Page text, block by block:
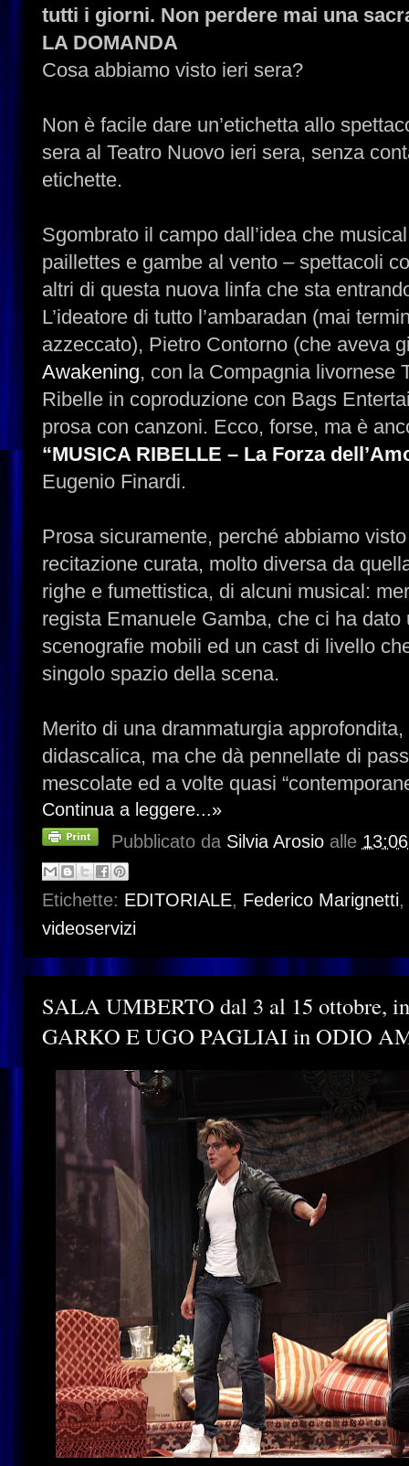
tutti i giorni. Non perdere mai una
LA DOMANDA
Cosa abbiamo visto ieri sera?
Non è facile dare un’etichetta allo
sera al Teatro Nuovo ieri sera, senza
etichette.
Sgombrato il campo dall’idea che
paillettes e gambe al vento – spettacoli
altri di questa nuova linfa che sta
L’ideatore di tutto l’ambaradan (mai
azzeccato), Pietro Contorno (che aveva
Awakening, con la Compagnia livornese
Ribelle in coproduzione con Bags
prosa con canzoni. Ecco, forse, ma è
“MUSICA RIBELLE – La Forza
Eugenio Finardi.
Prosa sicuramente, perché abbiamo
recitazione curata, molto diversa da
righe e fumettistica, di alcuni musical:
regista Emanuele Gamba, che ci ha
scenografie mobili ed un cast di livello
singolo spazio della scena.
Merito di una drammaturgia
didascalica, ma che dà pennellate di
mescolate ed a volte quasi
Continua a leggere...»
Pubblicato da Silvia Arosio alle
Etichette: EDITORIALE, Federico Marignetti,
videoservizi
SALA UMBERTO dal 3 al 15 ottobre,
GARKO E UGO PAGLIAI in ODIO